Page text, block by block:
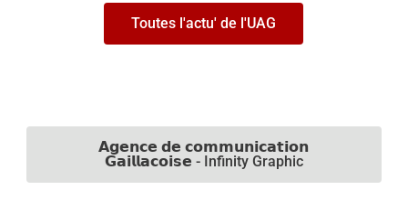
Toutes l'actu' de l'UAG
𝗔𝗴𝗲𝗻𝗰𝗲 𝗱𝗲 𝗰𝗼𝗺𝗺𝘂𝗻𝗶𝗰𝗮𝘁𝗶𝗼𝗻
𝗚𝗮𝗶𝗹𝗹𝗮𝗰𝗼𝗶𝘀𝗲 - Infinity Graphic